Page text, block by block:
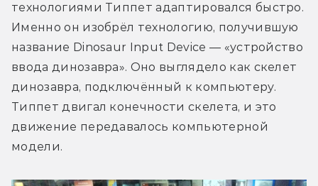
технологиями Типпет адаптировался быстро.
Именно он изобрёл технологию, получившую
название Dinosaur Input Device — «устройство
ввода динозавра». Оно выглядело как скелет
динозавра, подключённый к компьютеру.
Типпет двигал конечности скелета, и это
движение передавалось компьютерной
модели.